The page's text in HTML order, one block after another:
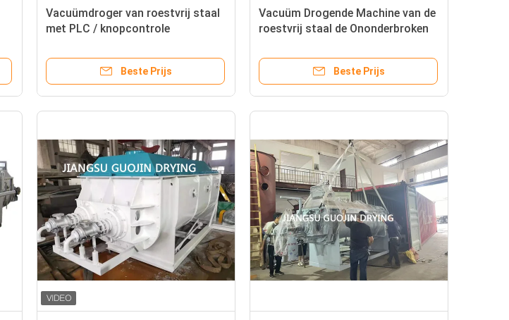
Vacuümdroger van roestvrij staal
met PLC / knopcontrole
Beste Prijs
Vacuüm Drogende Machine van de
roestvrij staal de Ononderbroken
Beste Prijs